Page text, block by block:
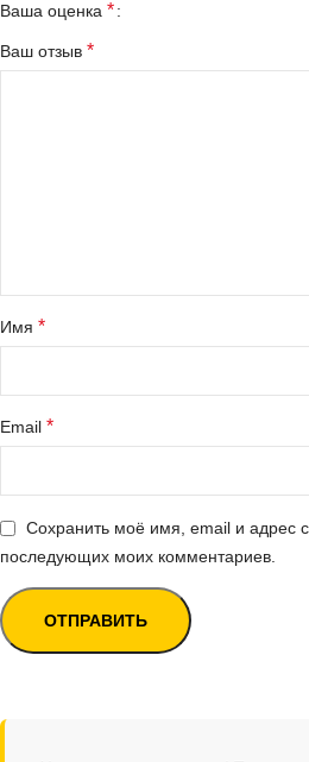
Ваша оценка *
Ваш отзыв *
Имя *
Email *
Сохранить моё имя, email и адрес
последующих моих комментариев.